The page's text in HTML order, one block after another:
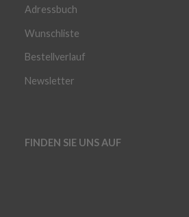
Adressbuch
Wunschliste
Bestellverlauf
Newsletter
FINDEN SIE UNS AUF